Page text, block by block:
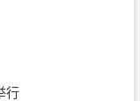
行